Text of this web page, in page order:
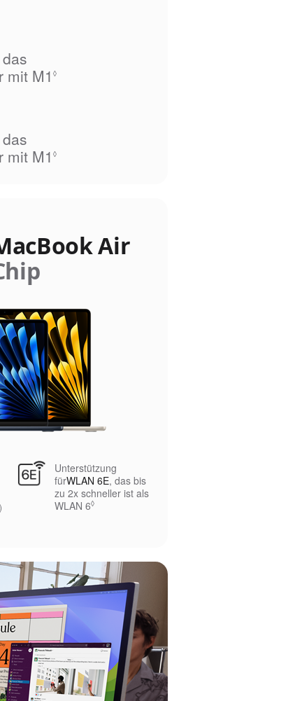
mit M1 ◊Siehe rechtliche Hinweise
mit M1 ◊Siehe rechtliche Hinweise
Air
Unterstützung
fürWLAN 6E, das bis
zu 2x schneller ist als
WLAN 6◊Siehe rechtliche Hinweise